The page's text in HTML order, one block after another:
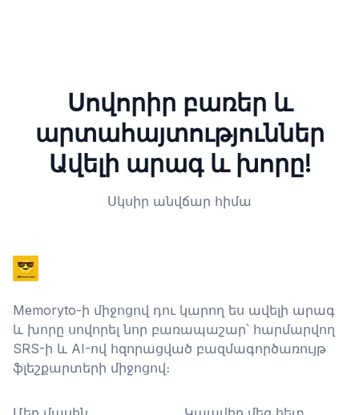
Սովորիր բառեր և
արտահայտություններ
Ավելի արագ և խորը!
Սկսիր անվճար հիմա
Memoryto-ի միջոցով դու կարող ես ավելի արագ
և խորը սովորել նոր բառապաշար՝ հարմարվող
SRS-ի և AI-ով հզորացված բազմագործառույթ
ֆլեշքարտերի միջոցով։